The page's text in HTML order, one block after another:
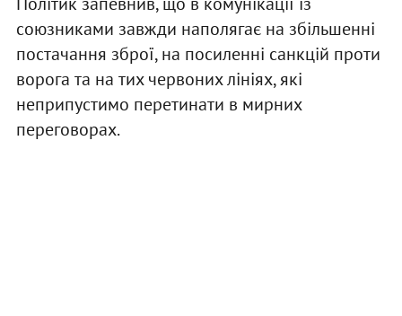
союзниками завжди наполягає на збільшенні
постачання зброї, на посиленні санкцій проти
ворога та на тих червоних лініях, які
неприпустимо перетинати в мирних
переговорах.